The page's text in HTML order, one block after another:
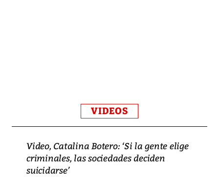
VIDEOS
Video, Catalina Botero: ‘Si la gente elige
criminales, las sociedades deciden
suicidarse’